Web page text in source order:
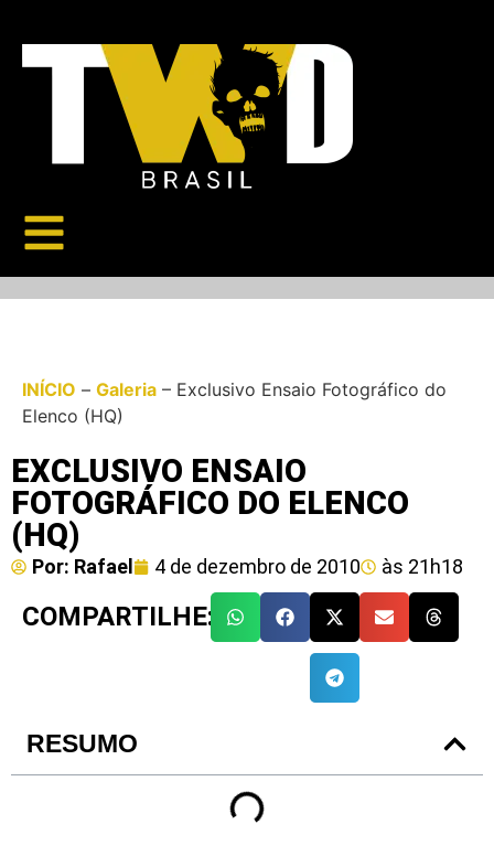
INÍCIO – Galeria – Exclusivo Ensaio Fotográfico do
Elenco (HQ)
EXCLUSIVO ENSAIO
FOTOGRÁFICO DO ELENCO
(HQ)
Por: Rafael 4 de dezembro de 2010 às 21h18
COMPARTILHE:
RESUMO